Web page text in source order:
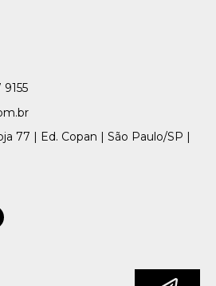
77 | Ed. Copan | São Paulo/SP |